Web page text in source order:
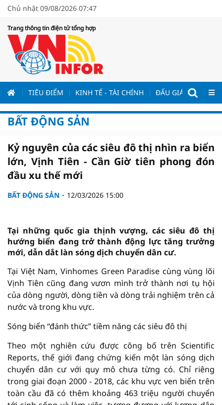
Chủ nhật 09/08/2026 07:47
Trang thông tin điện tử tổng hợp
TIÊU ĐIỂM KINH TẾ - TÀI CHÍNH ĐẤU GIÁ - ĐẤU
BẤT ĐỘNG SẢN
Kỷ nguyên của các siêu đô thị nhìn ra biển
lớn, Vịnh Tiên - Cần Giờ tiên phong đón
đầu xu thế mới
BẤT ĐỘNG SẢN 12/03/2026 15:00
Tại những quốc gia thịnh vượng, các siêu đô thị
hướng biển đang trở thành động lực tăng trưởng
mới, dẫn dắt làn sóng dịch chuyển dân cư.
Tại Việt Nam, Vinhomes Green Paradise cùng vùng lõi
Vịnh Tiên cũng đang vươn mình trở thành nơi tụ hội
của dòng người, dòng tiền và dòng trải nghiệm trên cả
nước và trong khu vực.
Sóng biển “đánh thức” tiềm năng các siêu đô thị
Theo một nghiên cứu được công bố trên Scientific
Reports, thế giới đang chứng kiến một làn sóng dịch
chuyển dân cư với quy mô chưa từng có. Chỉ riêng
trong giai đoạn 2000 - 2018, các khu vực ven biển trên
toàn cầu đã có thêm khoảng 463 triệu người chuyển